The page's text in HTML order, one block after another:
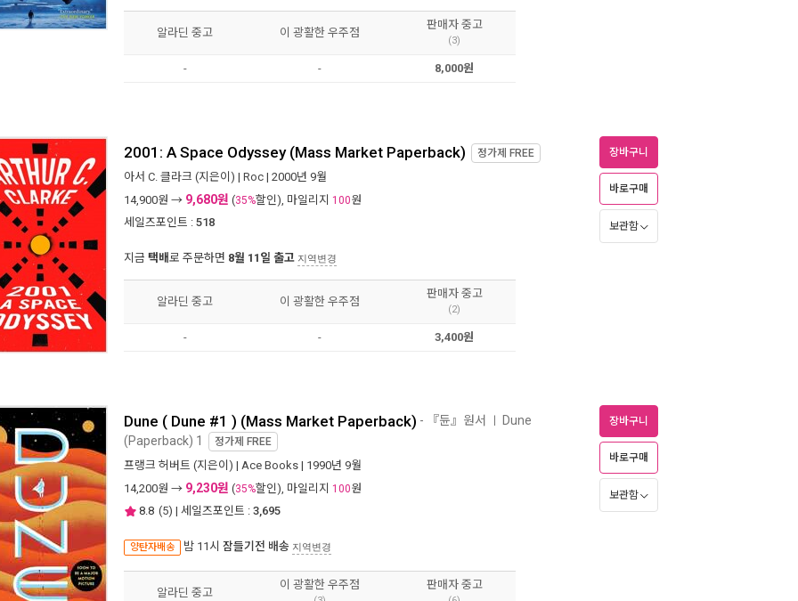
알라딘 중고 이 광활한 우주점
판매자 중고
(3)
- - 8,000원
2001: A Space Odyssey (Mass Market Paperback) 정가제 FREE
아서 C. 클라크 (지은이) | Roc | 2000년 9월
14,900원 → 9,680원 (35%할인), 마일리지 100원
세일즈포인트 : 518
지금 택배로 주문하면 8월 11일 출고 지역변경
장바구니
바로구매
보관함
알라딘 중고 이 광활한 우주점
판매자 중고
(2)
- - 3,400원
Dune ( Dune #1 ) (Mass Market Paperback) - 『듄』원서 Dune
(Paperback) 1 정가제 FREE
프랭크 허버트 (지은이) | Ace Books | 1990년 9월
14,200원 → 9,230원 (35%할인), 마일리지 100원
8.8 (5) | 세일즈포인트 : 3,695
양탄자배송 밤 11시 잠들기전 배송 지역변경
장바구니
바로구매
보관함
알라딘 중고
이 광활한 우주점 판매자 중고